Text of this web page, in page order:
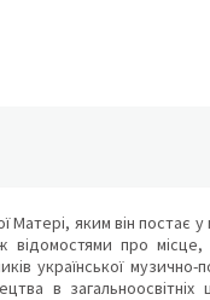
Матері, яким він постає
про місце,
української музично-
в загальноосвітніх